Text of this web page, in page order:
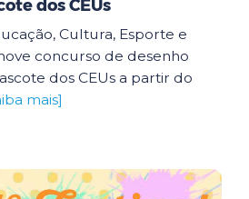
dos CEUs
Cultura, Esporte e
concurso de desenho
dos CEUs a partir do
mais]